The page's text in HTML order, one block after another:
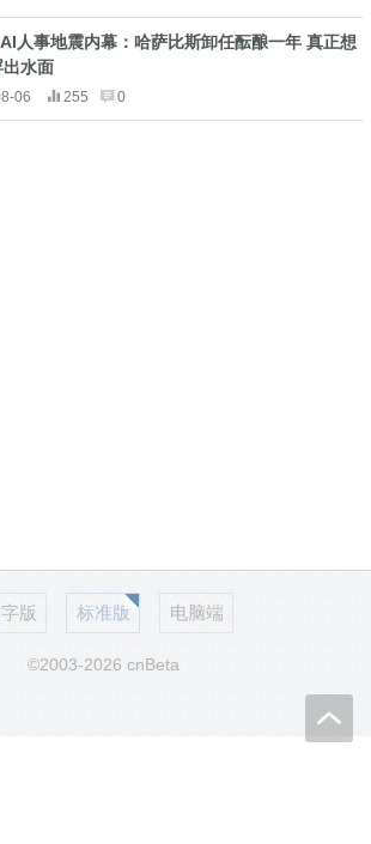
人事地震内幕：哈萨比斯卸任酝酿一年 真正想
水面
06 255 0
版 标准版 电脑端
©2003-2026 cnBeta